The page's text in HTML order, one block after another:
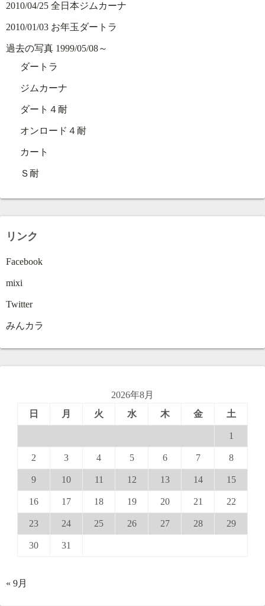
2010/04/25 全日本ジムカーナ
2010/01/03 お年玉ダートラ
過去の写真 1999/05/08～
ダートラ
ジムカーナ
ダート４耐
オンロード４耐
カート
Ｓ耐
リンク
Facebook
mixi
Twitter
みんカラ
2026年8月
日
月 火 水 木 金 土
1
2 3 4 5 6 7 8
9 10 11 12 13 14 15
16 17 18 19 20 21 22
23 24 25 26 27 28 29
30 31
« 9月